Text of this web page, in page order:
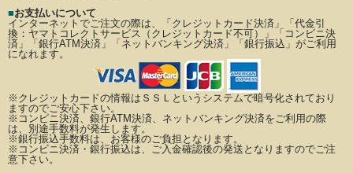
■お支払いについて
インターネットでご注文の際は、「クレジットカード決済」「代金引
換：ヤマトコレクトサービス（クレジットカード不可）」
「コンビニ決
済」「銀行ATM決済」「ネットバンキング決済」「銀行振込」がご利用
になれます。
※クレジットカードの情報はＳＳＬというシステムで暗号化されており
ますのでご安心下さい。
※コンビニ決済、銀行ATM決済、ネットバンキング決済をご利用の際
は、別途手数料が発生します。
※銀行振込手数料は、お客様のご負担となります。
※コンビニ決済・銀行振込は、ご入金確認後の発送となりますのでご注
意下さい。